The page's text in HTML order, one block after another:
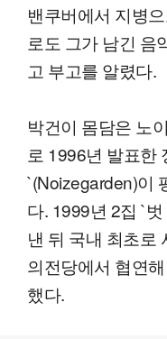
밴쿠버에서 지병
로도 그가 남긴 음
고 부고를 알렸다.
박건이 몸담은 노
로 1996년 발표한
`(Noizegarden)이
다. 1999년 2집 `
낸 뒤 국내 최초로
의전당에서 협연
했다.